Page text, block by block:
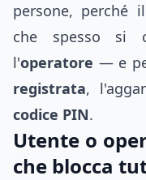
persone, perché
che spesso si
l'operatore — e
registrata,
codice PIN.
Utente o
che blocca